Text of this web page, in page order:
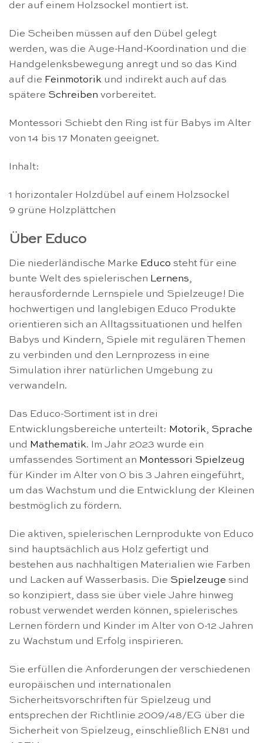
der auf einem Holzsockel montiert ist.
Die Scheiben müssen auf den Dübel gelegt
werden, was die Auge-Hand-Koordination und die
Handgelenksbewegung anregt und so das Kind
auf die Feinmotorik und indirekt auch auf das
spätere Schreiben vorbereitet.
Montessori Schiebt den Ring ist für Babys im Alter
von 14 bis 17 Monaten geeignet.
Inhalt:
1 horizontaler Holzdübel auf einem Holzsockel
9 grüne Holzplättchen
Über Educo
Die niederländische Marke Educo steht für eine
bunte Welt des spielerischen Lernens,
herausfordernde Lernspiele und Spielzeuge! Die
hochwertigen und langlebigen Educo Produkte
orientieren sich an Alltagssituationen und helfen
Babys und Kindern, Spiele mit regulären Themen
zu verbinden und den Lernprozess in eine
Simulation ihrer natürlichen Umgebung zu
verwandeln.
Das Educo-Sortiment ist in drei
Entwicklungsbereiche unterteilt: Motorik, Sprache
und Mathematik. Im Jahr 2023 wurde ein
umfassendes Sortiment an Montessori Spielzeug
für Kinder im Alter von 0 bis 3 Jahren eingeführt,
um das Wachstum und die Entwicklung der Kleinen
bestmöglich zu fördern.
Die aktiven, spielerischen Lernprodukte von Educo
sind hauptsächlich aus Holz gefertigt und
bestehen aus nachhaltigen Materialien wie Farben
und Lacken auf Wasserbasis. Die Spielzeuge sind
so konzipiert, dass sie über viele Jahre hinweg
robust verwendet werden können, spielerisches
Lernen fördern und Kinder im Alter von 0-12 Jahren
zu Wachstum und Erfolg inspirieren.
Sie erfüllen die Anforderungen der verschiedenen
europäischen und internationalen
Sicherheitsvorschriften für Spielzeug und
entsprechen der Richtlinie 2009/48/EG über die
Sicherheit von Spielzeug, einschließlich EN81 und